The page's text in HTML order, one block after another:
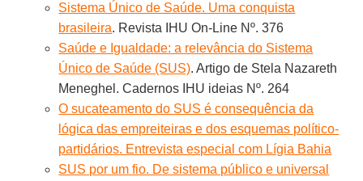
Sistema Único de Saúde. Uma conquista
brasileira. Revista IHU On-Line Nº. 376
Saúde e Igualdade: a relevância do Sistema
Único de Saúde (SUS). Artigo de Stela Nazareth
Meneghel. Cadernos IHU ideias Nº. 264
O sucateamento do SUS é consequência da
lógica das empreiteiras e dos esquemas político-
partidários. Entrevista especial com Lígia Bahia
SUS por um fio. De sistema público e universal